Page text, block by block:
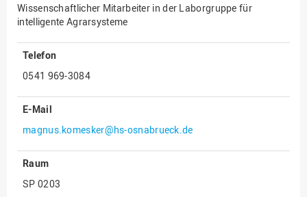
Finanzen
Drittmittel
Gebäude und Technik
Gesellschaftliches
Engagement
Gleichstellungsbüro
Hochschulleitung
strategie
Wissenschaftlicher Mitarbeiter in der Laborgruppe für
intelligente Agrarsysteme
Telefon
0541 969-3084
E-Mail
magnus.komesker@hs-osnabrueck.de
Raum
SP 0203